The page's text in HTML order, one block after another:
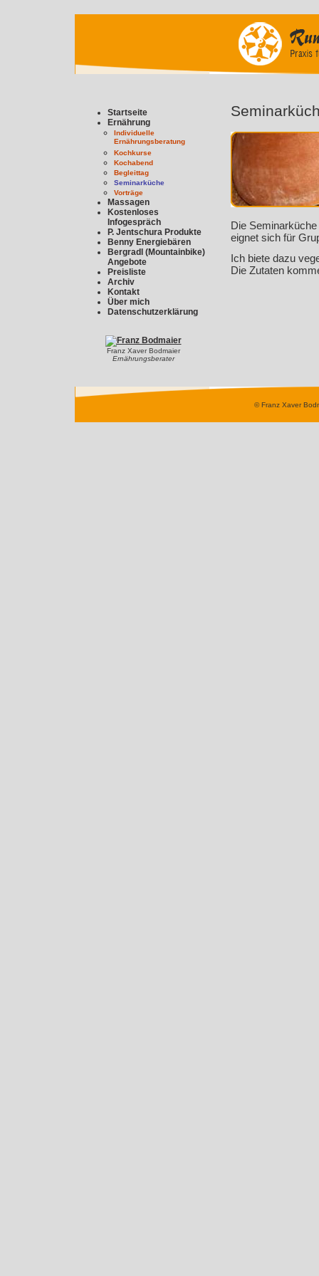
Startseite
Ernährung
Individuelle
Ernährungsberatung
Kochkurse
Kochabend
Begleittag
Seminarküche
Vorträge
Massagen
Kostenloses
Infogespräch
P. Jentschura Produkte
Benny Energiebären
Bergradl (Mountainbike)
Angebote
Preisliste
Archiv
Kontakt
Über mich
Datenschutzerklärung
Franz Xaver Bodmaier
Ernährungsberater
Die
eignet sich für
Ich biete dazu
Die Zutaten
© Franz Xaver